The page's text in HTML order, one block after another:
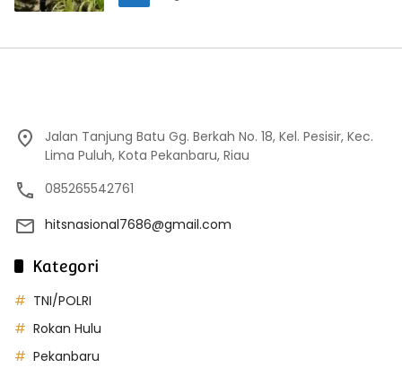
Jalan Tanjung Batu Gg. Berkah No. 18, Kel. Pesisir, Kec.
Lima Puluh, Kota Pekanbaru, Riau
085265542761
hitsnasional7686@gmail.com
Kategori
TNI/POLRI
Rokan Hulu
Pekanbaru